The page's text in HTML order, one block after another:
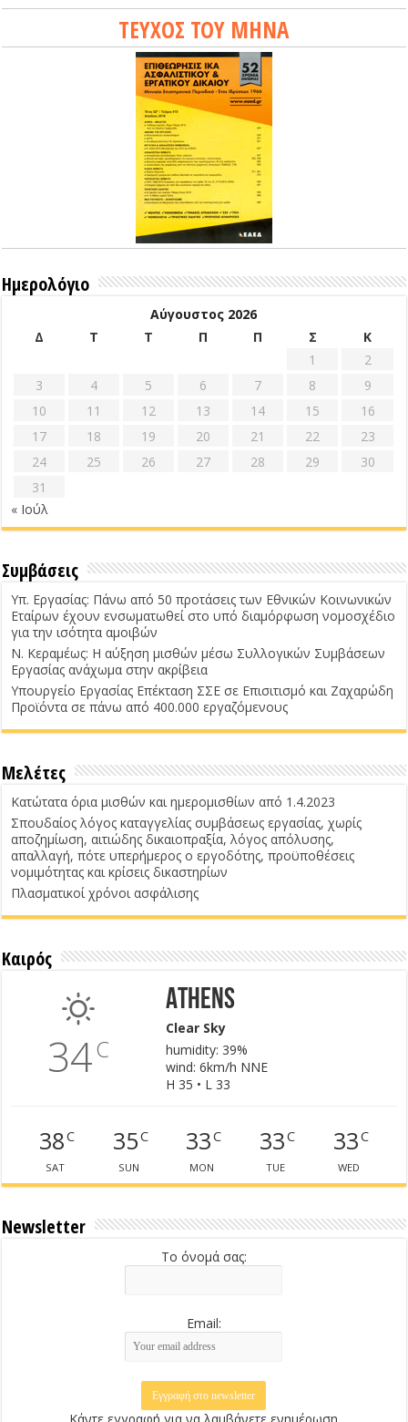
ΤΕΥΧΟΣ ΤΟΥ ΜΗΝΑ
Ημερολόγιο
Αύγουστος 2026
Δ
Τ Τ Π Π Σ
Κ
1
2
3
4 5 6 7 8
9
10
11 12 13 14 15
16
17
18 19 20 21 22
23
24
25 26 27 28 29
30
31
« Ιούλ
Συμβάσεις
Υπ. Εργασίας: Πάνω από 50 προτάσεις των Εθνικών Κοινωνικών
Εταίρων έχουν ενσωματωθεί στο υπό διαμόρφωση νομοσχέδιο
για την ισότητα αμοιβών
Ν. Κεραμέως: Η αύξηση μισθών μέσω Συλλογικών Συμβάσεων
Εργασίας ανάχωμα στην ακρίβεια
Υπουργείο Εργασίας Επέκταση ΣΣΕ σε Επισιτισμό και Ζαχαρώδη
Προϊόντα σε πάνω από 400.000 εργαζόμενους
Μελέτες
Κατώτατα όρια μισθών και ημερομισθίων από 1.4.2023
Σπουδαίος λόγος καταγγελίας συμβάσεως εργασίας, χωρίς
αποζημίωση, αιτιώδης δικαιοπραξία, λόγος απόλυσης,
απαλλαγή, πότε υπερήμερος ο εργοδότης, προϋποθέσεις
νομιμότητας και κρίσεις δικαστηρίων
Πλασματικοί χρόνοι ασφάλισης
Καιρός
34C
Athens
Clear Sky
humidity: 39%
wind: 6km/h NNE
H 35 • L 33
38C
SAT
35C
SUN
33C
MON
33C
TUE
33C
WED
Newsletter
Το όνομά σας:
Email: